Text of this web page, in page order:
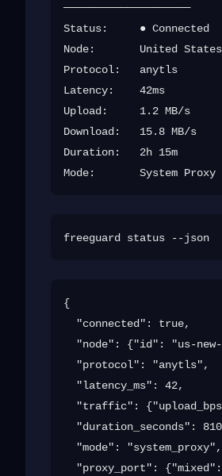
────────────────────
Status:     ● Connected
Node:       United States
Protocol:   anytls
Latency:    42ms
Upload:     1.2 MB/s
Download:   15.8 MB/s
Duration:   2h 15m
{
  "connected": true,
"node": {"id": "us-
  "protocol": "anytls",
  "latency_ms": 42,
"traffic":
"duration_seconds":
  "mode": "system_proxy",
"proxy_port":